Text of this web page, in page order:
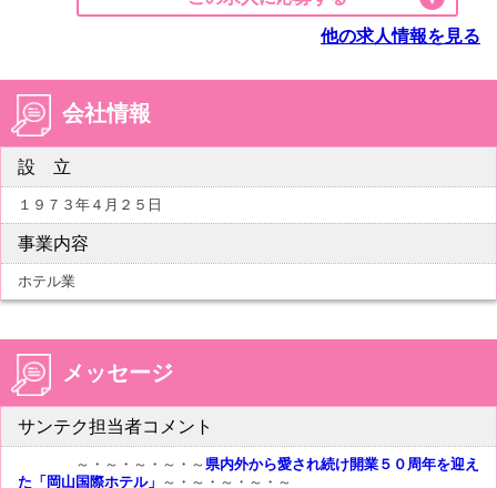
他の求人情報を見る
会社情報
設 立
１９７３年４月２５日
事業内容
ホテル業
メッセージ
サンテク担当者コメント
～・～・～・～・～ 県内外から愛され続け開業５０周年を迎え
た「岡山国際ホテル」 ～・～・～・～・～